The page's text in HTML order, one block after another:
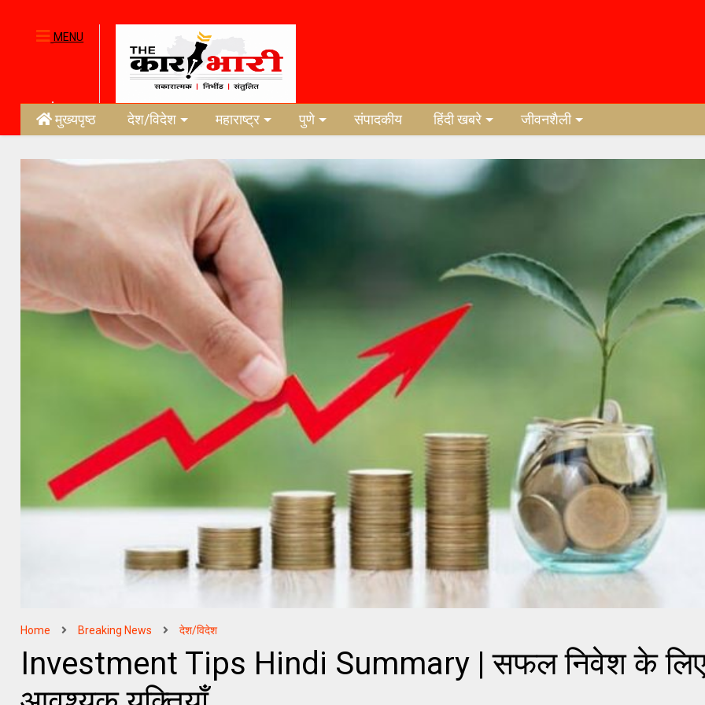
MENU
मुख्यपृष्ठ देश/विदेश महाराष्ट्र पुणे संपादकीय हिंदी खबरे जीवनशैली
Home Breaking News देश/विदेश
Investment Tips Hindi Summary | सफल निवेश के